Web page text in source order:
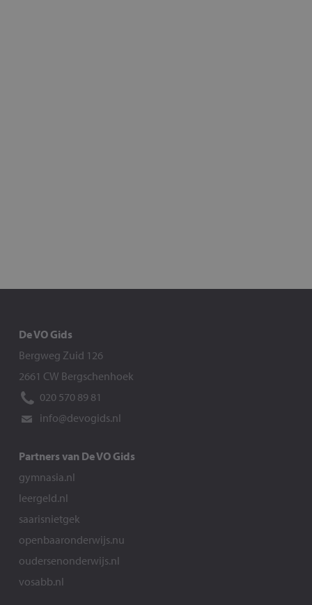
De VO Gids
Bergweg Zuid 126
2661 CW Bergschenhoek
020 570 89 81
info@devogids.nl
Partners van De VO Gids
gymnasia.nl
leergeld.nl
saarisnietgek
openbaaronderwijs.nu
oudersenonderwijs.nl
vosabb.nl